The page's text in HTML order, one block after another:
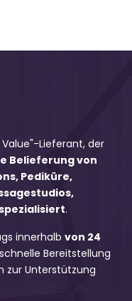
Lieferant, der
Belieferung von
Pediküre,
.
innerhalbvon 24
Bereitstellung
zur Unterstützung